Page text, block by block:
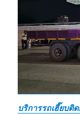
บริการรถเฮี๊ยบติ